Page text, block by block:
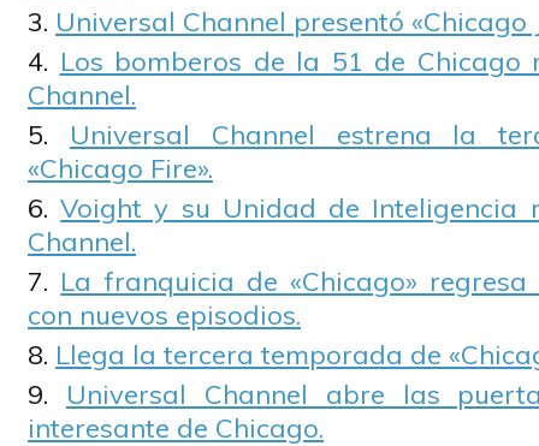
Universal Channel presentó «Chicago
Los bomberos de la 51 de Chicago
Channel.
Universal Channel estrena la
«Chicago Fire».
Voight y su Unidad de Inteligencia
Channel.
La franquicia de «Chicago»
con nuevos episodios.
Llega la tercera temporada de
Universal Channel abre las
interesante de Chicago.